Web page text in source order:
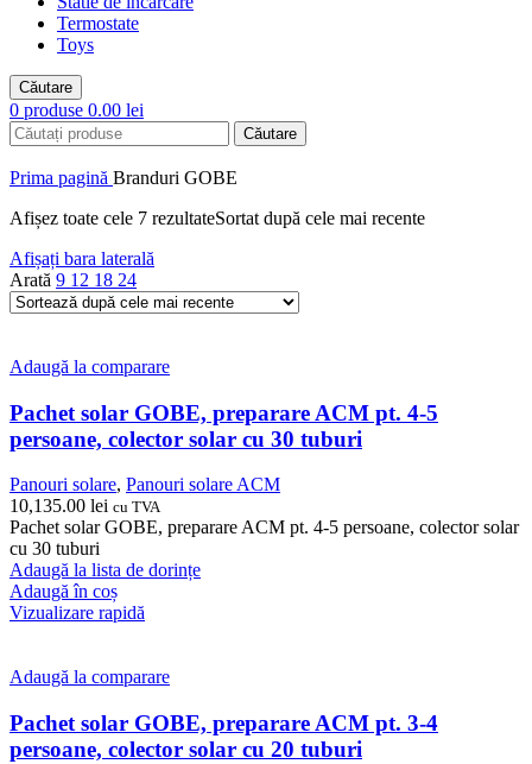
Termostate
Toys
Căutare
0 produse 0.00 lei
Căutare
Prima pagină Branduri GOBE
Afișez toate cele 7 rezultateSortat după cele mai recente
Afișați bara laterală
Arată 9 12 18 24
Adaugă la comparare
Pachet solar GOBE, preparare ACM pt. 4-5
persoane, colector solar cu 30 tuburi
Panouri solare, Panouri solare ACM
10,135.00 lei cu TVA
Pachet solar GOBE, preparare ACM pt. 4-5 persoane, colector solar
cu 30 tuburi
Adaugă la lista de dorințe
Adaugă în coș
Vizualizare rapidă
Adaugă la comparare
Pachet solar GOBE, preparare ACM pt. 3-4
persoane, colector solar cu 20 tuburi